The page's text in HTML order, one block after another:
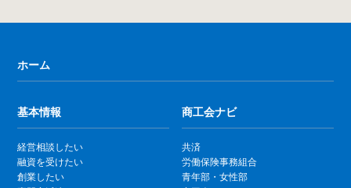
ホーム
基本情報
経営相談したい
融資を受けたい
創業したい
商工会ナビ
共済
労働保険事務組合
青年部・女性部